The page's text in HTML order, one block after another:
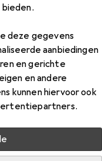
deze gegevens
aanbiedingen
en gerichte
en andere
kunnen hiervoor ook
Grote
Schleich Grote